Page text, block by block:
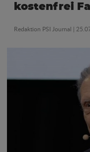
kostenfrei
Redaktion PSI Journal |